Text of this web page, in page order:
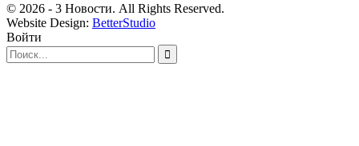
© 2026 - 3 Новости. All Rights Reserved.
Website Design: BetterStudio
Войти